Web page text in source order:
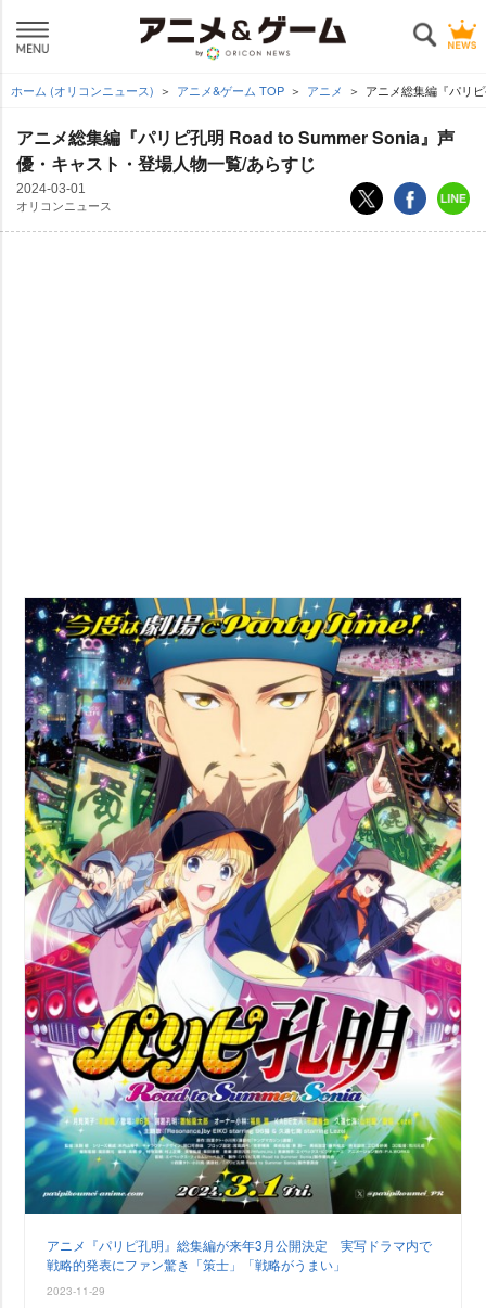
ホーム (オリコンニュース) アニメ&ゲーム TOP アニメ アニメ総集編『パリ
アニメ総集編『パリピ孔明 Road to Summer Sonia』声
優・キャスト・登場人物一覧/あらすじ
2024-03-01
オリコンニュース
アニメ『パリピ孔明』総集編が来年3月公開決定 実写ドラマ内で
戦略的発表にファン驚き「策士」「戦略がうまい」
2023-11-29